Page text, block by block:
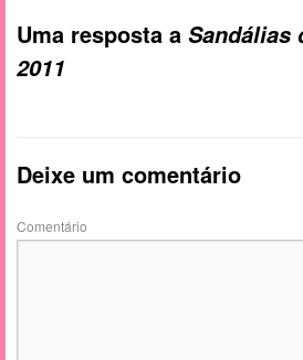
Uma resposta a Sandálias
2011
Deixe um comentário
Comentário